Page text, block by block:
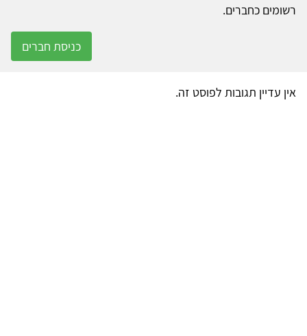
רשומים כחברים.
כניסת חברים
אין עדיין תגובות לפוסט זה.